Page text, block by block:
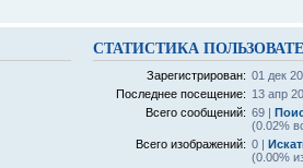
СТАТИСТИКА
Зарегистрирован: 01 дек
Последнее посещение: 13 апр
Всего сообщений: 69 |
(0.02%
Всего изображений: 0 |
(0.00%